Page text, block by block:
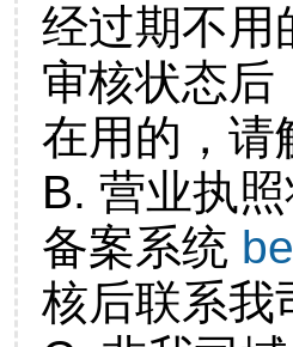
经过期不用
审核状态后
在用的，请
B. 营业执
备案系统
核后联系我